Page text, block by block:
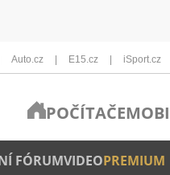
Auto.cz E15.cz iSport.cz
POČÍTAČE
FÓRUMVIDEOPREMIUM